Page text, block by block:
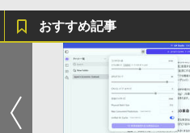
4
【P最大
軽減 フリ
ムレス
ト1000:1
料無料】
￥10,980
ver 山中柔
プ)
￥2,200
￥1,964
Xiaomi シャ
レスイヤホ
リング ANC
￥250
【
みきった日
] [ 水 ] [ ペッ
] [ 水分補給 ]
￥998
版ビッグガ
￥810
おすすめ記事